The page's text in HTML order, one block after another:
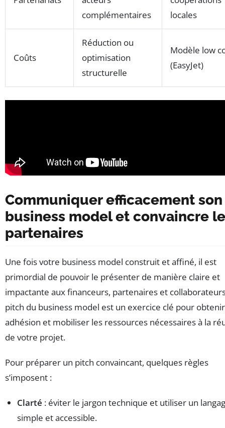
complémentaires
locales
Coûts
Réduction ou
optimisation
structurelle
Modèle low
(EasyJet)
Communiquer efficacement son
business model et convaincre
partenaires
Une fois votre business model construit et affiné, il est
primordial de pouvoir le présenter de manière claire et
impactante aux financeurs, partenaires et
pitch du business model est un exercice clé pour
adhésion et mobiliser les ressources nécessaires à la
de votre projet.
Pour préparer un pitch convaincant, quelques règles
s’imposent :
Clarté : éviter le jargon technique et utiliser un
simple et accessible.